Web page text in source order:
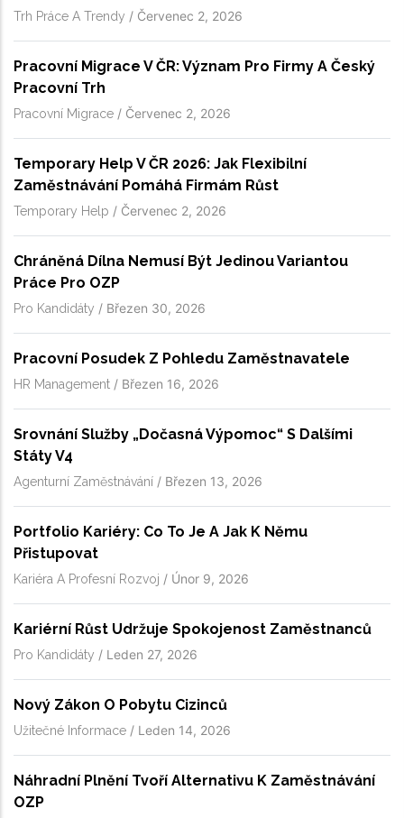
Trh Práce A Trendy / Červenec 2, 2026
Pracovní Migrace V ČR: Význam Pro Firmy A Český
Pracovní Trh
Pracovní Migrace / Červenec 2, 2026
Temporary Help V ČR 2026: Jak Flexibilní
Zaměstnávání Pomáhá Firmám Růst
Temporary Help / Červenec 2, 2026
Chráněná Dílna Nemusí Být Jedinou Variantou
Práce Pro OZP
Pro Kandidáty / Březen 30, 2026
Pracovní Posudek Z Pohledu Zaměstnavatele
HR Management / Březen 16, 2026
Srovnání Služby „dočasná Výpomoc“ S Dalšími
Státy V4
Agenturní Zaměstnávání / Březen 13, 2026
Portfolio Kariéry: Co To Je A Jak K Němu
Přistupovat
Kariéra A Profesní Rozvoj / Únor 9, 2026
Kariérní Růst Udržuje Spokojenost Zaměstnanců
Pro Kandidáty / Leden 27, 2026
Nový Zákon O Pobytu Cizinců
Užitečné Informace / Leden 14, 2026
Náhradní Plnění Tvoří Alternativu K Zaměstnávání
OZP